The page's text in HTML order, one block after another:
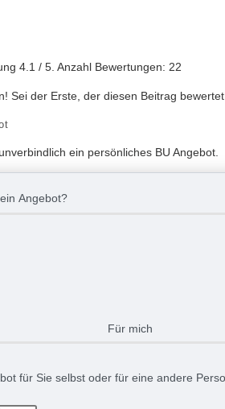
4.1 / 5. Anzahl Bewertungen: 22
Sei der Erste, der diesen Beitrag
ein persönliches BU Angebot.
Angebot?
Für mich
für Sie selbst oder für eine andere